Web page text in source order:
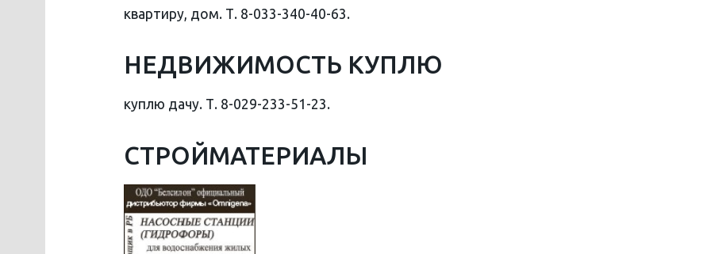
квартиру, дом. Т. 8-033-340-40-63.
НЕДВИЖИМОСТЬ КУПЛЮ
куплю дачу. Т. 8-029-233-51-23.
СТРОЙМАТЕРИАЛЫ